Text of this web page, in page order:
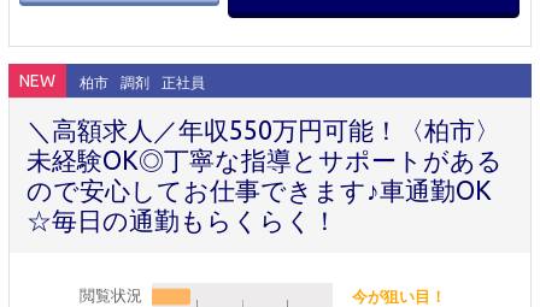
NEW 柏市 調剤 正社員
＼高額求人／年収550万円可能！〈柏市〉
未経験OK◎丁寧な指導とサポートがある
ので安心してお仕事できます♪車通勤OK
☆毎日の通勤もらくらく！
閲覧状況 今が狙い目！